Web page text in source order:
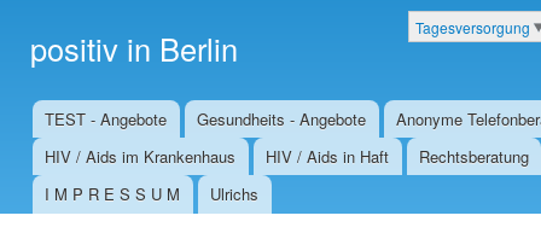
positiv in Berlin Kategorien
Tagesversorgung
Hauptmenü
TEST - Angebote Gesundheits - Angebote
Anonyme
HIV / Aids im Krankenhaus
HIV / Aids in Haft
Rechtsberatung
I M P R E S S U M
Ulrichs